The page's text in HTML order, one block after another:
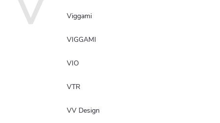
V Viggami
VIGGAMI
VIO
VTR
VV Design